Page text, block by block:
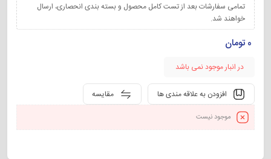
تمامی سفارشات بعد از تست کامل محصول و بسته بندی انحصاری، ارسال
خواهند شد.
0تومان
در انبار موجود نمی باشد
مقایسه افزودن به علاقه مندی ها
موجود نیست